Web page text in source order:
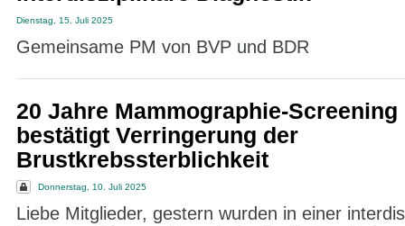
Dienstag, 15. Juli 2025
Gemeinsame PM von BVP und BDR
20 Jahre Mammographie-
bestätigt Verringerung der
Brustkrebssterblichkeit
Donnerstag, 10. Juli 2025
Liebe Mitglieder, gestern wurden in einer